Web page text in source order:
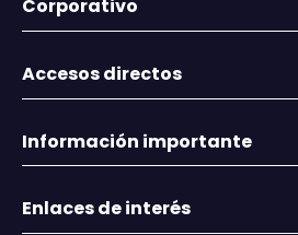
Corporativo
Memorias
Términos y Condiciones de Uso
Accesos directos
Seguros para empresas
Denuncia tu Siniestro
Suscripción Digital
Información importante
Concursos Bases Legales
Contactos comerciales
Enlaces de interés